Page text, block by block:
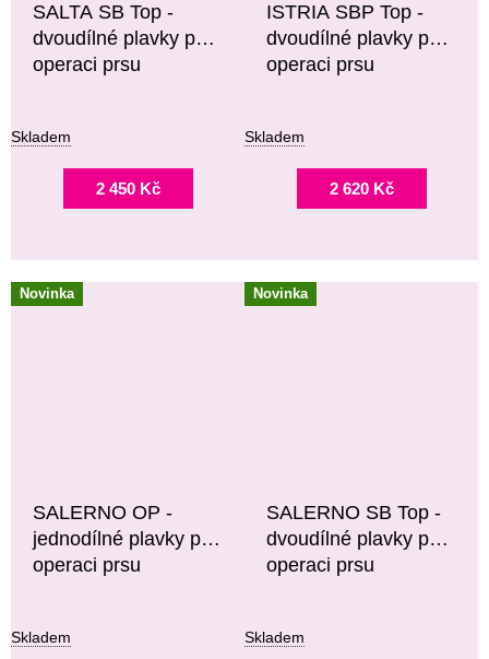
SALTA SB Top -
dvoudílné plavky po
operaci prsu
Skladem
2 450 Kč
ISTRIA SBP Top -
dvoudílné plavky po
operaci prsu
Skladem
2 620 Kč
Novinka
SALERNO OP -
jednodílné plavky po
operaci prsu
Skladem
Novinka
SALERNO SB Top -
dvoudílné plavky po
operaci prsu
Skladem